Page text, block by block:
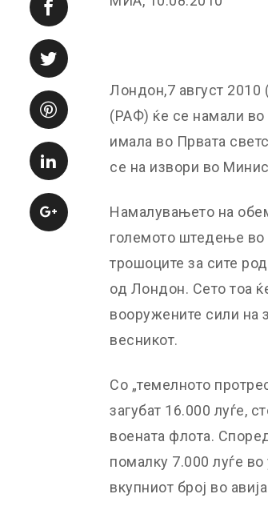
Лондон,7 август
(РАФ) ќе се намали во
имала во Првата
се на извори во
Намалувањето на
големото штедење во
трошоците за сите
од Лондон. Сето тоа
вооружените сили на
весникот.
Со „темелното
загубат 16.000 луѓе,
воената флота.
помалку 7.000 луѓе
вкупниот број во